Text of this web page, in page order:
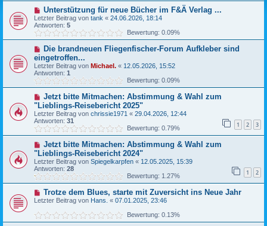
Unterstützung für neue Bücher im F&Ä Verlag ...
Letzter Beitrag von tank « 24.06.2026, 18:14
Antworten: 5
Bewertung: 0.09%
Die brandneuen Fliegenfischer-Forum Aufkleber sind
eingetroffen...
Letzter Beitrag von Michael. « 12.05.2026, 15:52
Antworten: 1
Bewertung: 0.09%
Jetzt bitte Mitmachen: Abstimmung & Wahl zum
"Lieblings-Reisebericht 2025"
Letzter Beitrag von chrissie1971 « 29.04.2026, 12:44
Antworten: 31 1 2 3
Bewertung: 0.79%
Jetzt bitte Mitmachen: Abstimmung & Wahl zum
"Lieblings-Reisebericht 2024"
Letzter Beitrag von Spiegelkarpfen « 12.05.2025, 15:39
Antworten: 28 1 2
Bewertung: 1.27%
Trotze dem Blues, starte mit Zuversicht ins Neue Jahr
Letzter Beitrag von Hans. « 07.01.2025, 23:46
Bewertung: 0.13%